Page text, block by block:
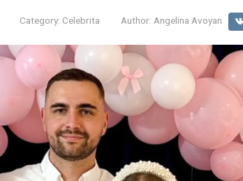
Category: Celebrita Author: Angelina Avoyan